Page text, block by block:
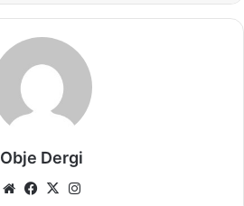
Obje Dergi
Web Facebook
X